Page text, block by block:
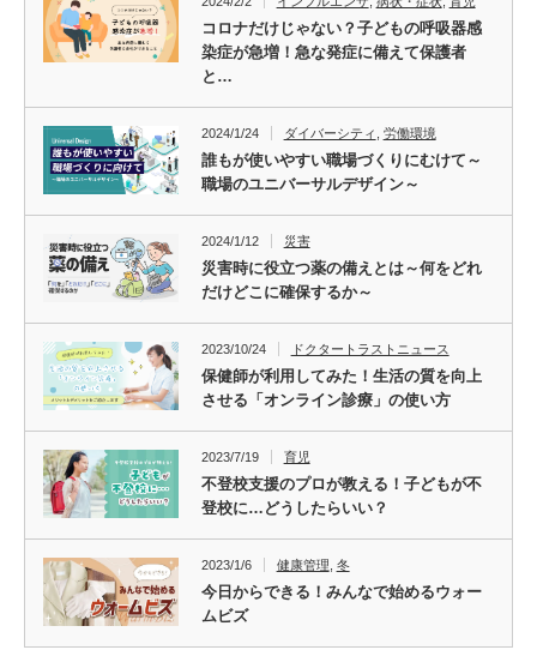
コロナだけじゃない？子どもの呼吸器感
染症が急増！急な発症に備えて保護者
と…
2024/1/24 ダイバーシティ 労働環境
誰もが使いやすい職場づくりにむけて～
職場のユニバーサルデザイン～
2024/1/12 災害
災害時に役立つ薬の備えとは～何をどれ
だけどこに確保するか～
2023/10/24 ドクタートラストニュース
保健師が利用してみた！生活の質を向上
させる「オンライン診療」の使い方
2023/7/19 育児
不登校支援のプロが教える！子どもが不
登校に…どうしたらいい？
2023/1/6 健康管理 冬
今日からできる！みんなで始めるウォー
ムビズ